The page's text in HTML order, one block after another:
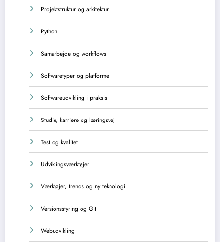
Projektstruktur og arkitektur
Python
Samarbejde og workflows
Softwaretyper og platforme
Softwareudvikling i praksis
Studie, karriere og læringsvej
Test og kvalitet
Udviklingsværktøjer
Værktøjer, trends og ny teknologi
Versionsstyring og Git
Webudvikling